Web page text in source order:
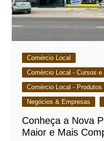
Comércio Local
Comércio Local - Cursos e
Comércio Local - Produtos
Negócios & Empresas
Conheça a Nova
Maior e Mais